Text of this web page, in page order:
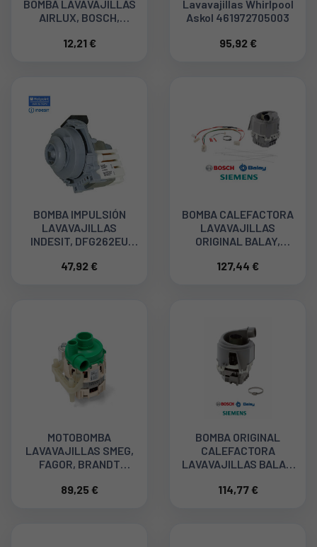
BOMBA LAVAVAJILLAS
AIRLUX, BOSCH,
12,21 €
Lavavajillas Whirlpool
Askol 461972705003
95,92 €
BOMBA IMPULSIÓN
LAVAVAJILLAS
INDESIT, DFG262EU
47,92 €
BOMBA CALEFACTORA
LAVAVAJILLAS
ORIGINAL BALAY,
654575, 00654575,
127,44 €
MOTOBOMBA
LAVAVAJILLAS SMEG,
FAGOR, BRANDT
89,25 €
BOMBA ORIGINAL
CALEFACTORA
LAVAVAJILLAS BALAY,
00651956
114,77 €